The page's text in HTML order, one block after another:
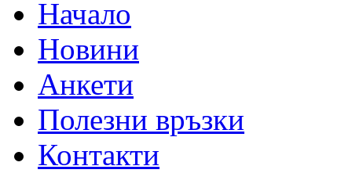
Начало
Новини
Анкети
Полезни връзки
Контакти